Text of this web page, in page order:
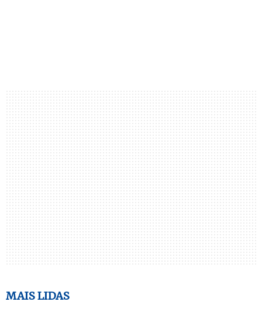
MAIS LIDAS